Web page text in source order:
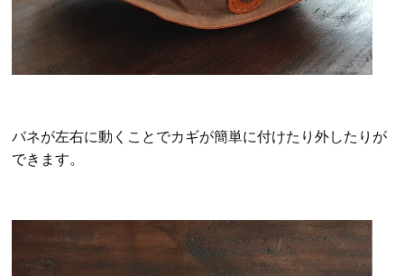
バネが左右に動くことでカギが簡単に付けたり外したりが
できます。